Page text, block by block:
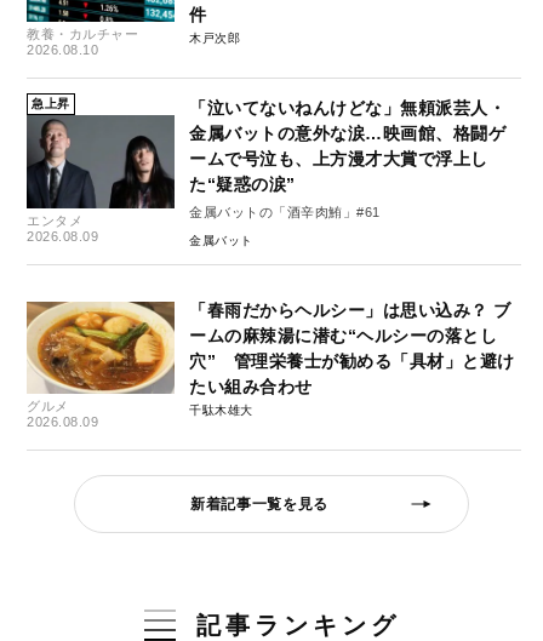
教養・カルチャー
2026.08.10
件
木戸次郎
急上昇
エンタメ
2026.08.09
「泣いてないねんけどな」無頼派芸人・
金属バットの意外な涙…映画館、格闘ゲ
ームで号泣も、上方漫才大賞で浮上し
た“疑惑の涙”
金属バットの「酒辛肉鮪」#61
金属バット
グルメ
2026.08.09
「春雨だからヘルシー」は思い込み？ ブ
ームの麻辣湯に潜む“ヘルシーの落とし
穴” 管理栄養士が勧める「具材」と避け
たい組み合わせ
千駄木雄大
新着記事一覧を見る
記事ランキング